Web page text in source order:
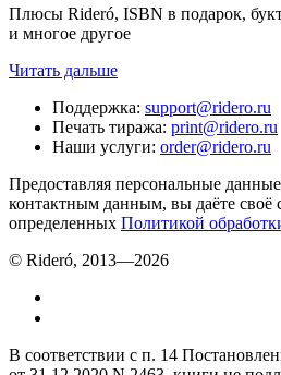
Плюсы Rideró, ISBN в подарок,
и многое другое
Читать дальше
Поддержка: support@ridero.ru
Печать тиража: print@ridero.ru
Наши услуги: order@ridero.ru
Предоставляя персональные
контактным данным, вы даёте своё
определенных Политикой
© Rideró, 2013—2026
В соответствии с п. 14